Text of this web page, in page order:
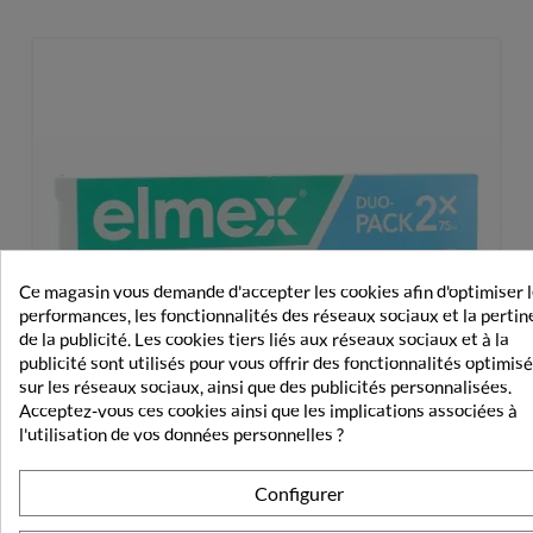
Ce magasin vous demande d'accepter les cookies afin d'optimiser
performances, les fonctionnalités des réseaux sociaux et la
de la publicité. Les cookies tiers liés aux réseaux sociaux et à la
publicité sont utilisés pour vous offrir des fonctionnalités
sur les réseaux sociaux, ainsi que des publicités personnalisées.
Acceptez-vous ces cookies ainsi que les implications associées à
l'utilisation de vos données personnelles ?
Configurer